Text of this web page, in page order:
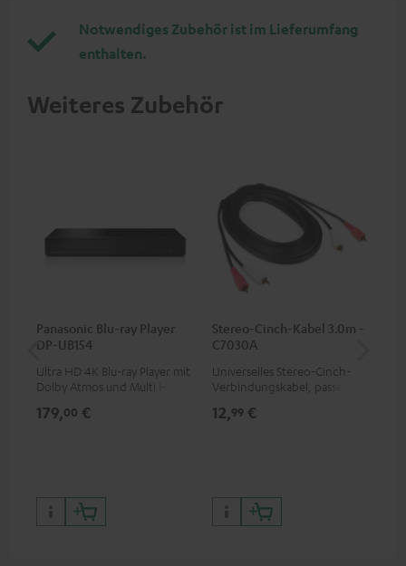
Notwendiges Zubehör ist im Lieferumfang
enthalten.
Weiteres Zubehör
Panasonic Blu-ray Player
DP-UB154
Ultra HD 4K Blu-ray Player mit
Dolby Atmos und Multi HDR-
HDR10+ für eine überragende
179,00 €
Stereo-Cinch-Kabel 3.0m -
C7030A
Universelles Stereo-Cinch-
Verbindungskabel, passend
Buchsen
12,99 €